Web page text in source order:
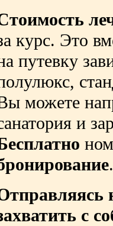
курс. Это
путевку
можете
и
.
с